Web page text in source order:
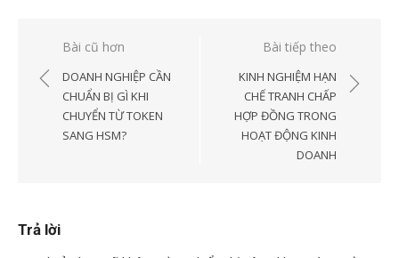
Điều
hướng
viết
Bài cũ hơn
DOANH NGHIỆP CẦN
CHUẨN BỊ GÌ KHI
CHUYỂN TỪ TOKEN
SANG HSM?
Bài tiếp theo
KINH NGHIỆM HẠN
CHẾ TRANH CHẤP
HỢP ĐỒNG TRONG
HOẠT ĐỘNG KINH
DOANH
Trả lời